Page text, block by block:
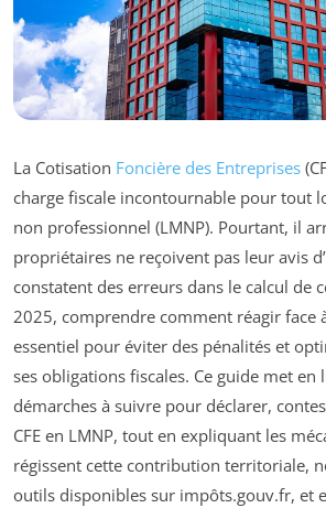
La Cotisation Foncière des Entreprises
charge fiscale incontournable pour tout
non professionnel (LMNP). Pourtant, il
propriétaires ne reçoivent pas leur avis
constatent des erreurs dans le calcul de
2025, comprendre comment réagir face
essentiel pour éviter des pénalités et
ses obligations fiscales. Ce guide met en
démarches à suivre pour déclarer,
CFE en LMNP, tout en expliquant les
régissent cette contribution territoriale,
outils disponibles sur impôts.gouv.fr, et